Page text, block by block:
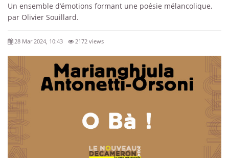
Un ensemble d’émotions formant une poésie mélancolique,
par Olivier Souillard.
28 Mar 2024, 10:43 2172 views